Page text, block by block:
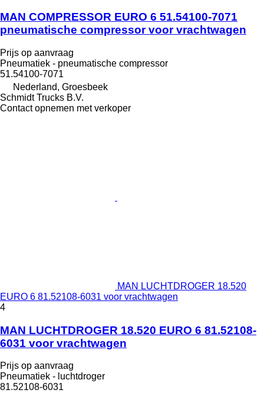
MAN COMPRESSOR EURO 6 51.54100-7071
pneumatische compressor voor vrachtwagen
Prijs op aanvraag
Pneumatiek - pneumatische compressor
51.54100-7071
Nederland, Groesbeek
Schmidt Trucks B.V.
Contact opnemen met verkoper
MAN LUCHTDROGER 18.520
EURO 6 81.52108-6031 voor vrachtwagen
4
MAN LUCHTDROGER 18.520 EURO 6 81.52108-
6031 voor vrachtwagen
Prijs op aanvraag
Pneumatiek - luchtdroger
81.52108-6031